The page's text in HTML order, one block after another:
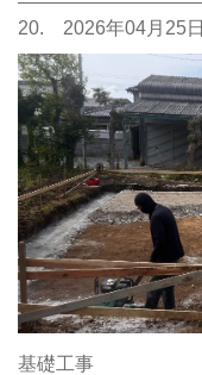
20. 2026年04月25日
基礎工事